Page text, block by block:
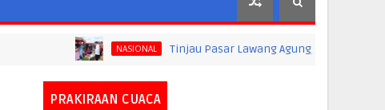
NASIONAL Tinjau Pasar Lawang Agung, Jokowi Pastikan
PRAKIRAAN CUACA